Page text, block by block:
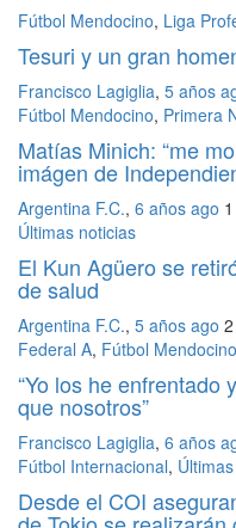
Fútbol Mendocino, Liga
Tesuri y un gran
Francisco Lagiglia, 5 años
Fútbol Mendocino, Primera
Matías Minich: “me
imágen de
Argentina F.C., 6 años ago
Últimas noticias
El Kun Agüero se
de salud
Argentina F.C., 5 años ago
Federal A, Fútbol Mendocino
“Yo los he enfrentado
que nosotros”
Francisco Lagiglia, 6 años
Fútbol Internacional,
Desde el COI